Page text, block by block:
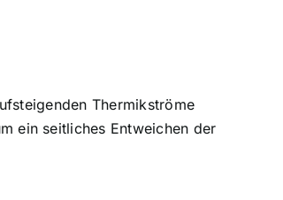
Thermikströme
ein seitliches Entweichen der